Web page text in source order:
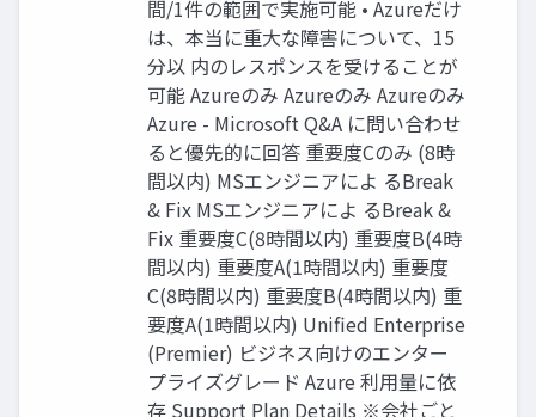
間/1件の範囲で実施可能 • Azureだけ
は、本当に重大な障害について、15
分以 内のレスポンスを受けることが
可能 Azureのみ Azureのみ Azureのみ
Azure - Microsoft Q&A に問い合わせ
ると優先的に回答 重要度Cのみ (8時
間以内) MSエンジニアによ るBreak
& Fix MSエンジニアによ るBreak &
Fix 重要度C(8時間以内) 重要度B(4時
間以内) 重要度A(1時間以内) 重要度
C(8時間以内) 重要度B(4時間以内) 重
要度A(1時間以内) Unified Enterprise
(Premier) ビジネス向けのエンター
プライズグレード Azure 利用量に依
存 Support Plan Details ※会社ごと